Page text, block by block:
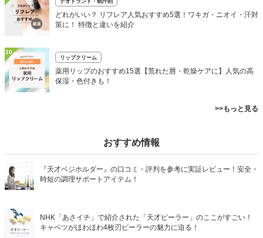
どれがいい？ リフレア人気おすすめ5選！ワキガ・ニオイ・汗対
策に！ 特徴と違いを紹介
10
リップクリーム
薬用リップのおすすめ15選【荒れた唇・乾燥ケアに】人気の高
保湿・色付きも！
>>もっと見る
おすすめ情報
『天才ベジホルダー』の口コミ・評判を参考に実証レビュー！安全・
時短の調理サポートアイテム！
NHK「あさイチ」で紹介された「天才ピーラー」のここがすごい！
キャベツがほわほわ4枚刃ピーラーの魅力に迫る！